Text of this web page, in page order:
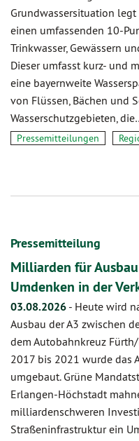
Grundwassersituation
einen umfassenden 10-
Trinkwasser, Gewässern
Dieser umfasst kurz- und
eine bayernweite
von Flüssen, Bächen und
Wasserschutzgebieten,
Pressemitteilungen
Pressemitteilung
Milliarden für
Umdenken in der
03.08.2026 - Heute wird
Ausbau der A3 zwischen
dem Autobahnkreuz
2017 bis 2021 wurde das
umgebaut. Grüne
Erlangen-Höchstadt
milliardenschweren
Straßeninfrastruktur ein